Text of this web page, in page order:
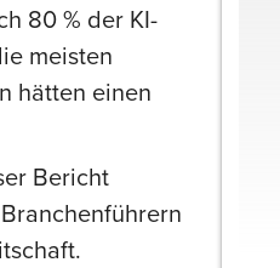
80 % der KI-
meisten
hätten einen
Bericht